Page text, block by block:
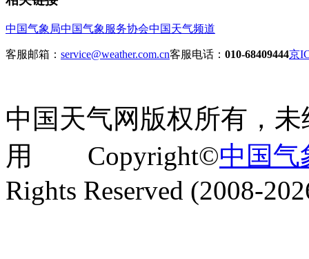
中国气象局中国气象服务协会中国天气频道
客服邮箱： service@weather.com.cn客服电话： 010-68409444京
中国天气网版权所有，
用 Copyright©中国气
Rights Reserved (2008-